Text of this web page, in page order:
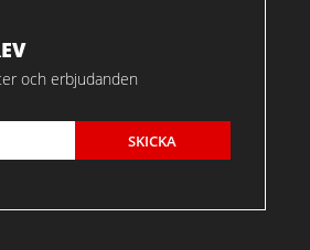
och erbjudanden
SKICKA